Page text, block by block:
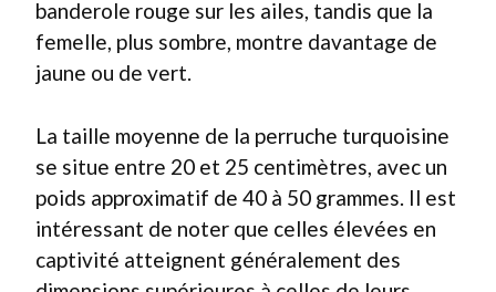
banderole rouge sur les ailes, tandis que la
femelle, plus sombre, montre davantage de
jaune ou de vert.
La taille moyenne de la perruche turquoisine
se situe entre 20 et 25 centimètres, avec un
poids approximatif de 40 à 50 grammes. Il est
intéressant de noter que celles élevées en
captivité atteignent généralement des